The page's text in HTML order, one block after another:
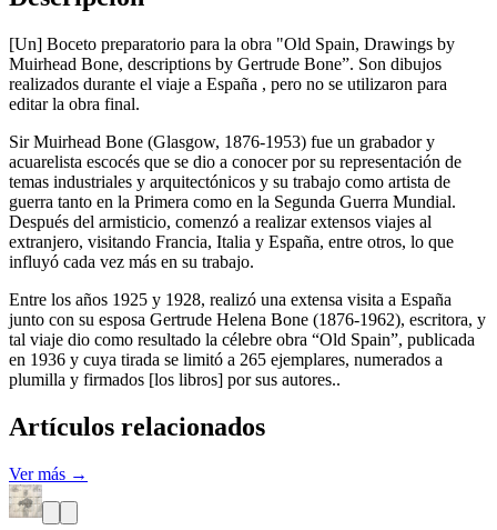
[Un] Boceto preparatorio para la obra "Old Spain, Drawings by
Muirhead Bone, descriptions by Gertrude Bone”. Son dibujos
realizados durante el viaje a España , pero no se utilizaron para
editar la obra final.
Sir Muirhead Bone (Glasgow, 1876-1953) fue un grabador y
acuarelista escocés que se dio a conocer por su representación de
temas industriales y arquitectónicos y su trabajo como artista de
guerra tanto en la Primera como en la Segunda Guerra Mundial.
Después del armisticio, comenzó a realizar extensos viajes al
extranjero, visitando Francia, Italia y España, entre otros, lo que
influyó cada vez más en su trabajo.
Entre los años 1925 y 1928, realizó una extensa visita a España
junto con su esposa Gertrude Helena Bone (1876-1962), escritora, y
tal viaje dio como resultado la célebre obra “Old Spain”, publicada
en 1936 y cuya tirada se limitó a 265 ejemplares, numerados a
plumilla y firmados [los libros] por sus autores..
Artículos relacionados
Ver más →